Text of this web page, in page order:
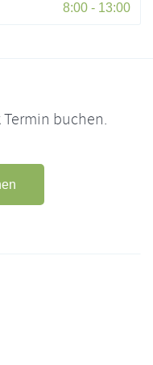
8:00 - 13:00
buchen.